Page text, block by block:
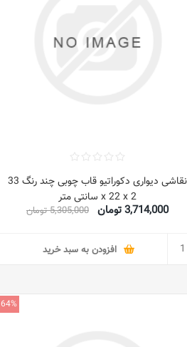
نقاشی دیواری دکوراتیو قاب چوبی چند رنگ 33
x 22 x 2 سانتی متر
3,714,000 تومان 5,305,000 تومان
افزودن به سبد خرید
64%